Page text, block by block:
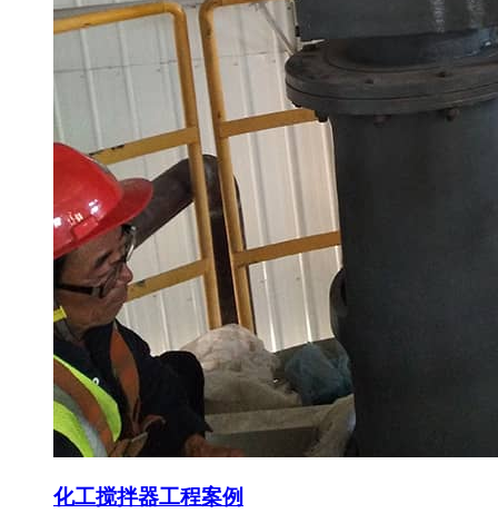
化工搅拌器工程案例